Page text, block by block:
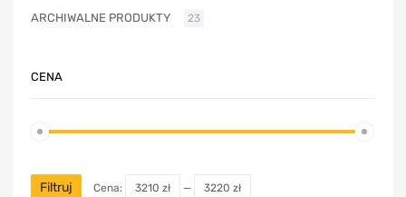
ARCHIWALNE PRODUKTY 23
CENA
Filtruj Cena: 3210 zł — 3220 zł